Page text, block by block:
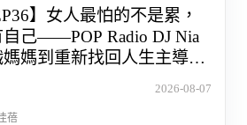
】女人最怕的不是累，
己——POP Radio DJ Nia
媽到重新找回人生主導權
2026-08-07
蓓